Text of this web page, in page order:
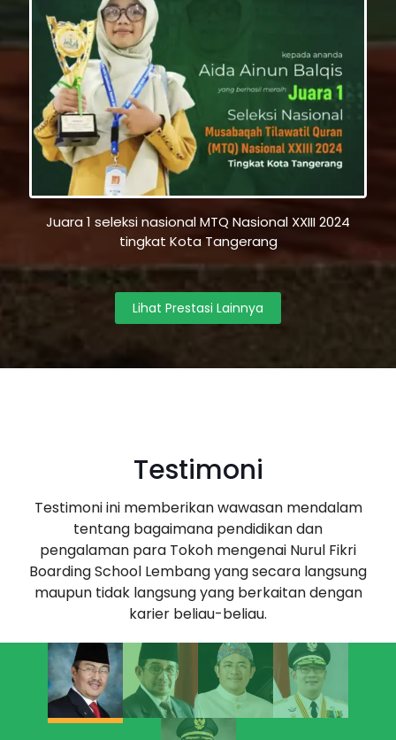
Juara 1 seleksi nasional MTQ Nasional XXIII 2024
tingkat Kota Tangerang
Lihat Prestasi Lainnya
Testimoni
Testimoni ini memberikan wawasan mendalam
tentang bagaimana pendidikan dan
pengalaman para Tokoh mengenai Nurul Fikri
Boarding School Lembang yang secara langsung
maupun tidak langsung yang berkaitan dengan
karier beliau-beliau.